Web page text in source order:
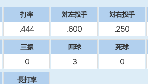
打率
.444
対左投手
.600
対右投手
.250
三振
0
四球
3
死球
0
長打率